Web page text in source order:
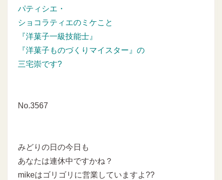
パティシエ・
ショコラティエのミケこと
『洋菓子一級技能士』
『洋菓子ものづくりマイスター』の
三宅崇です?
No.3567
みどりの日の今日も
あなたは連休中ですかね？
mikeはゴリゴリに営業していますよ??